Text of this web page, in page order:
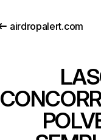
airdropalert.com